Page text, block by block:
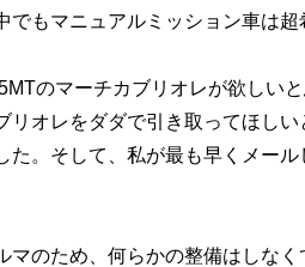
もマニュアルミッション車は超
のマーチカブリオレが欲しい
リオレをダダで引き取ってほし
た。そして、私が最も早くメー
のため、何らかの整備はしなく